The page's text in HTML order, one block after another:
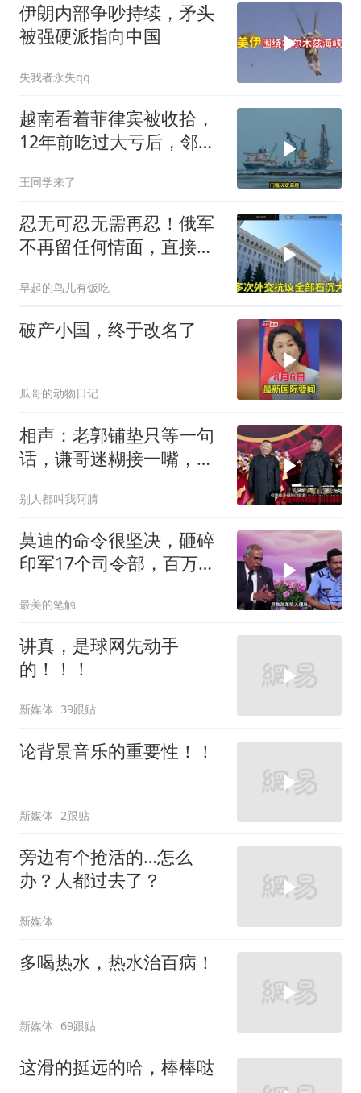
伊朗内部争吵持续，矛头
被强硬派指向中国
失我者永失qq
越南看着菲律宾被收拾，
12年前吃过大亏后，邻国
王同学来了
忍无可忍无需再忍！俄军
不再留任何情面，直接炸
早起的鸟儿有饭吃
破产小国，终于改名了
瓜哥的动物日记
相声：老郭铺垫只等一句
话，谦哥迷糊接一嘴，包
别人都叫我阿腈
莫迪的命令很坚决，砸碎
印军17个司令部，百万印
最美的笔触
讲真，是球网先动手
的！！！
新媒体 39跟贴
论背景音乐的重要性！！
新媒体 2跟贴
旁边有个抢活的…怎么
办？人都过去了？
新媒体
多喝热水，热水治百病！
新媒体 69跟贴
这滑的挺远的哈，棒棒哒